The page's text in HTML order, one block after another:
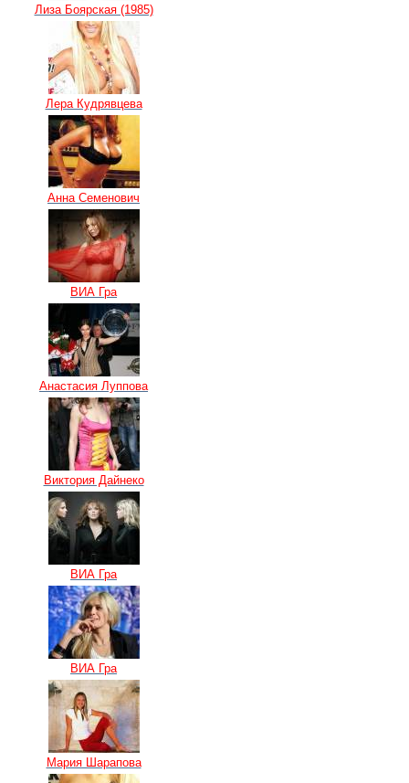
Лиза Боярская (1985)
Лера Кудрявцева
Анна Семенович
ВИА Гра
Анастасия Луппова
Виктория Дайнеко
ВИА Гра
ВИА Гра
Мария Шарапова